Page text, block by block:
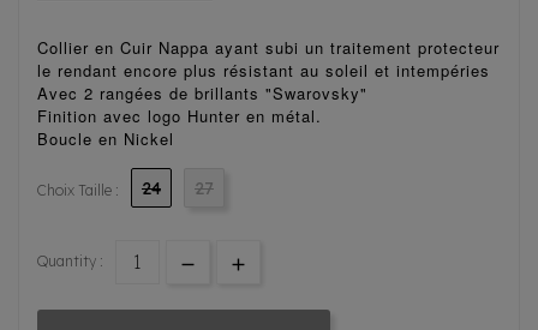
Collier en Cuir Nappa ayant subi un traitement protecteur
le rendant encore plus résistant au soleil et intempéries
Avec 2 rangées de brillants "Swarovsky"
Finition avec logo Hunter en métal.
Boucle en Nickel
Choix Taille : 24 27
Quantity :